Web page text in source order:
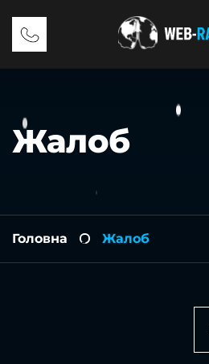
Жалоб
Головна - Жалоб